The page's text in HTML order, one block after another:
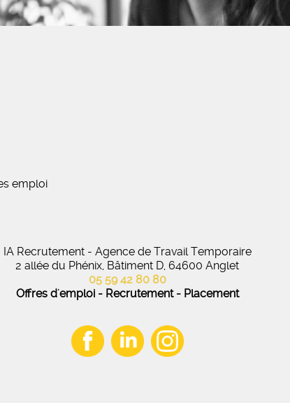
emploi
IA Recrutement - Agence de Travail Temporaire
2 allée du Phénix, Bâtiment D, 64600 Anglet
05 59 42 80 80
Offres d'emploi - Recrutement - Placement